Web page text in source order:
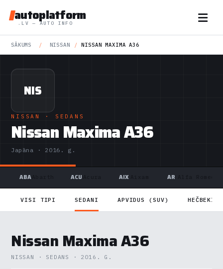
autoplatform
.LV — AUTO INFO
SĀKUMS / NISSAN / NISSAN MAXIMA A36
NIS
NISSAN · SEDANS
Nissan Maxima A36
Japāna · 2016. g.
ABA ACU AIX AR
VISI TIPI SEDANI APVIDUS (SUV) HEČBEKI
Nissan Maxima A36
NISSAN · SEDANS · 2016. G.